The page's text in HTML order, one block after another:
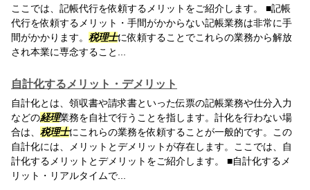
ここでは、記帳代行を依頼するメリットをご紹介します。 ■記帳
代行を依頼するメリット・手間がかからない記帳業務は非常に手
間がかかります。 税理士に依頼することでこれらの業務から解放
され本業に専念すること...
自計化するメリット・デメリット
自計化とは、領収書や請求書といった伝票の記帳業務や仕分入力
などの経理業務を自社で行うことを指します。計化を行わない場
合は、 税理士にこれらの業務を依頼することが一般的です。この
自計化には、メリットとデメリットが存在します。ここでは、自
計化するメリットとデメリットをご紹介します。 ■自計化するメ
リット・リアルタイムで...